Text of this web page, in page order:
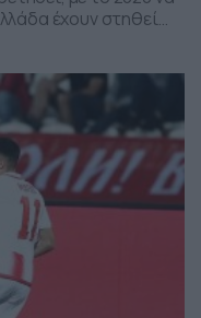
έχουν στηθεί
για την
κέικ και […]